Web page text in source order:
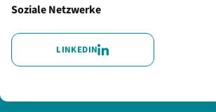
Soziale Netzwerke
LINKEDIN